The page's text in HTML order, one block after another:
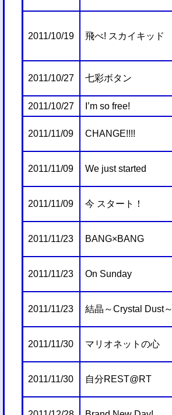
2011/10/19 飛べ! スカイキッド
2011/10/27 七彩ボタン
2011/10/27 I’m so free!
2011/11/09 CHANGE!!!!
2011/11/09 We just started
2011/11/09 今 スタート！
2011/11/23 BANG×BANG
2011/11/23 On Sunday
2011/11/23 結晶～Crystal Dust～
2011/11/30 マリオネットの心
2011/11/30 自分REST@RT